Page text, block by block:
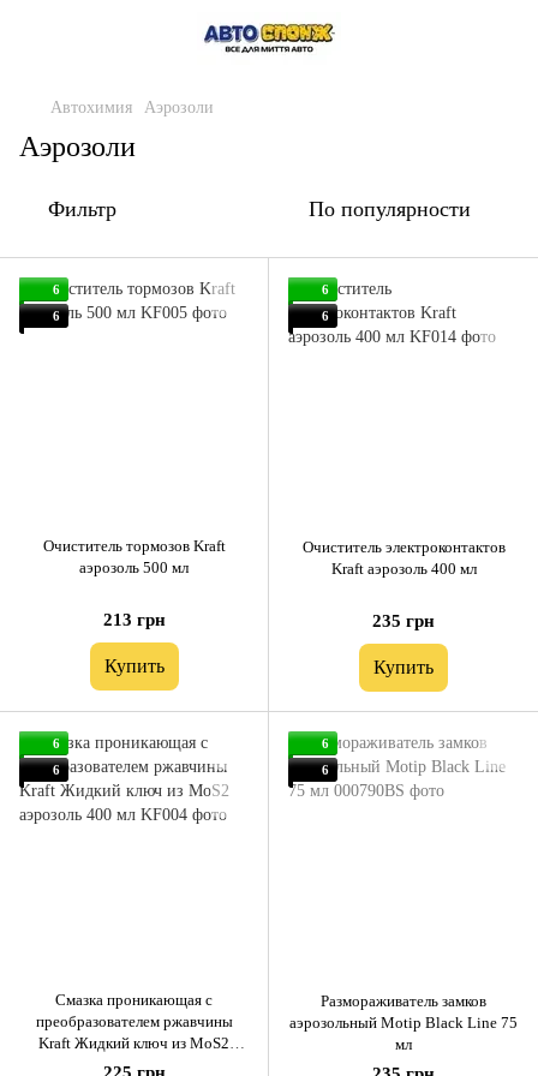
Автохимия Аэрозоли
Аэрозоли
Фильтр По популярности
6
6
Очиститель тормозов Kraft
аэрозоль 500 мл
213 грн
Купить
6
6
Очиститель электроконтактов
Kraft аэрозоль 400 мл
235 грн
Купить
6
6
Смазка проникающая с
преобразователем ржавчины
Kraft Жидкий ключ из MoS2
аэрозоль 400 мл
6
6
Размораживатель замков
аэрозольный Motip Black Line 75
мл